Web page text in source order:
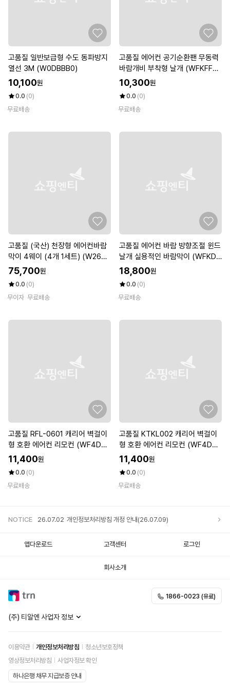
고품질 일반보급형 수도 동파방지
열선 3M (W0DBBB0)
10,100원
0.0 (0)
무료배송
고품질 에어컨 공기순환팬 무동력
바람개비 부착형 날개 (WFKFFL
X)
10,300원
0.0 (0)
무료배송
고품질 (국산) 천장형 에어컨바람
막이 4웨이 (4개 1세트) (W265A
13)
75,700원
0.0 (0)
무이자 무료배송
고품질 에어컨 바람 방향조절 윈드
날개 실용적인 바람막이 (WFKDZ
PB)
18,800원
0.0 (0)
무료배송
고품질 RFL-0601 캐리어 벽걸이
형 호환 에어컨 리모컨 (WF4D70
D)
11,400원
0.0 (0)
무료배송
고품질 KTKL002 캐리어 벽걸이
형 호환 에어컨 리모컨 (WF4D70
9)
11,400원
0.0 (0)
무료배송
NOTICE 26.07.02 개인정보처리방침 개정 안내(26.07.09)
앱다운로드 고객센터 로그인
회사소개
(주) 티알엔 사업자 정보
이용약관 개인정보처리방침
청소년보호정책
영상정보처리방침
사업자정보 확인
하나은행 채무 지급보증 안내
1866-0023 (유료)